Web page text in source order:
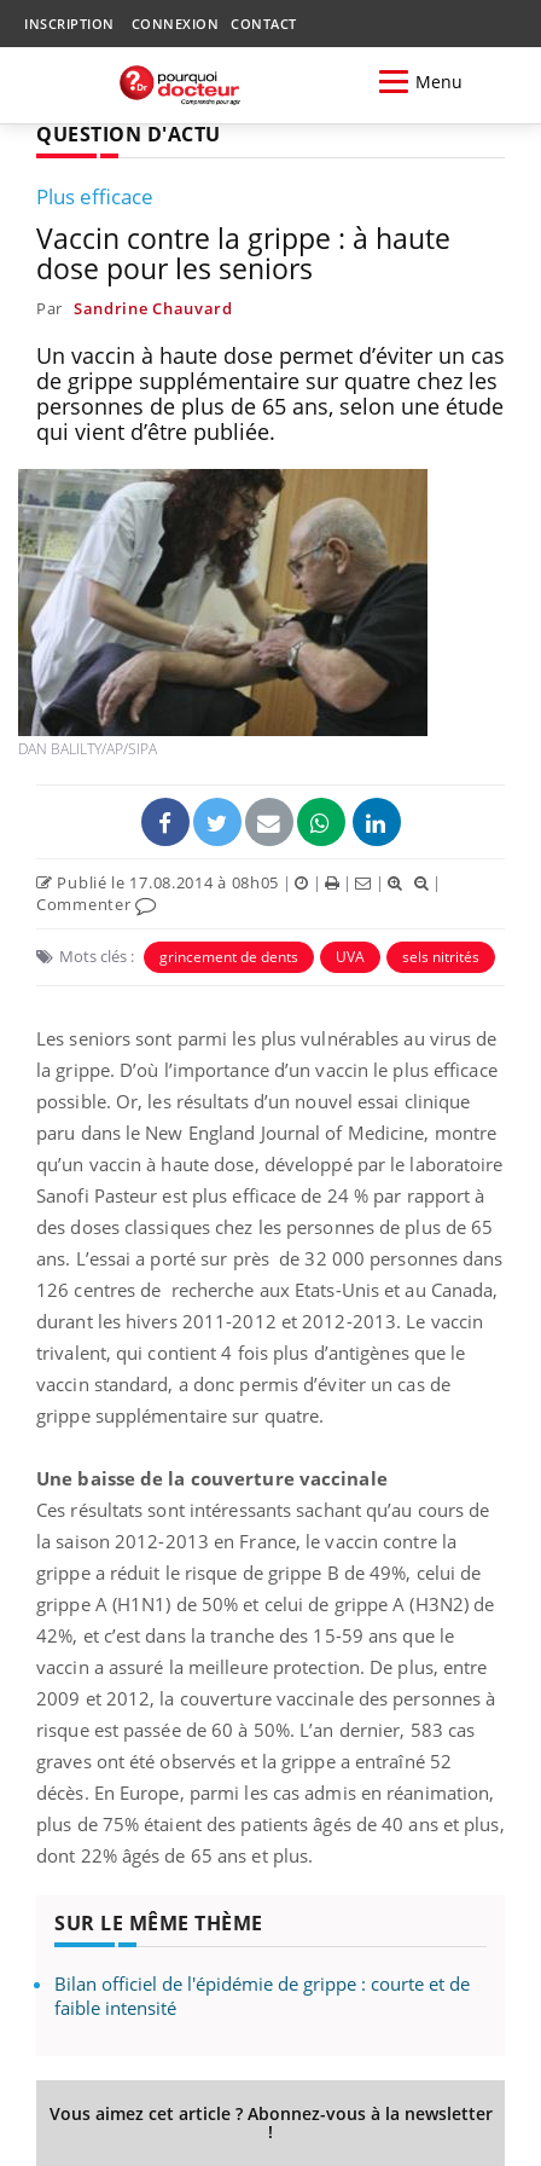
INSCRIPTION CONNEXION CONTACT
Menu
QUESTION D'ACTU
Plus efficace
Vaccin contre la grippe : à haute
dose pour les seniors
Par Sandrine Chauvard
Un vaccin à haute dose permet d’éviter un cas
de grippe supplémentaire sur quatre chez les
personnes de plus de 65 ans, selon une étude
qui vient d’être publiée.
DAN BALILTY/AP/SIPA
Publié le 17.08.2014 à 08h05 | | | |
|
Commenter
Mots clés : grincement de dents UVA sels nitrités
Les seniors sont parmi les plus vulnérables au virus de
la grippe. D’où l’importance d’un vaccin le plus efficace
possible. Or, les résultats d’un nouvel essai clinique
paru dans le New England Journal of Medicine, montre
qu’un vaccin à haute dose, développé par le laboratoire
Sanofi Pasteur est plus efficace de 24 % par rapport à
des doses classiques chez les personnes de plus de 65
ans. L’essai a porté sur près de 32 000 personnes dans
126 centres de recherche aux Etats-Unis et au Canada,
durant les hivers 2011-2012 et 2012-2013. Le vaccin
trivalent, qui contient 4 fois plus d’antigènes que le
vaccin standard, a donc permis d’éviter un cas de
grippe supplémentaire sur quatre.
Une baisse de la couverture vaccinale
Ces résultats sont intéressants sachant qu’au cours de
la saison 2012-2013 en France, le vaccin contre la
grippe a réduit le risque de grippe B de 49%, celui de
grippe A (H1N1) de 50% et celui de grippe A (H3N2) de
42%, et c’est dans la tranche des 15-59 ans que le
vaccin a assuré la meilleure protection. De plus, entre
2009 et 2012, la couverture vaccinale des personnes à
risque est passée de 60 à 50%. L’an dernier, 583 cas
graves ont été observés et la grippe a entraîné 52
décès. En Europe, parmi les cas admis en réanimation,
plus de 75% étaient des patients âgés de 40 ans et plus,
dont 22% âgés de 65 ans et plus.
SUR LE MÊME THÈME
Bilan officiel de l'épidémie de grippe : courte et de
faible intensité
Vous aimez cet article ? Abonnez-vous à la newsletter
!